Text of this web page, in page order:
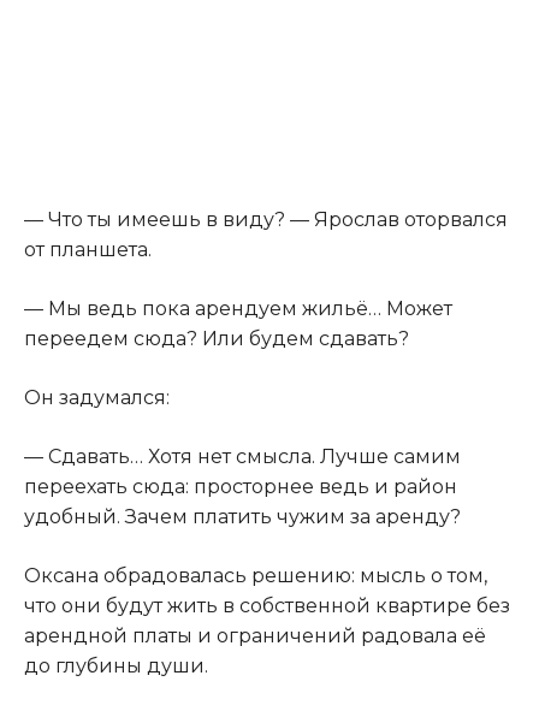
— Что ты имеешь в виду? — Ярослав оторвался
от планшета.
— Мы ведь пока арендуем жильё… Может
переедем сюда? Или будем сдавать?
Он задумался:
— Сдавать… Хотя нет смысла. Лучше самим
переехать сюда: просторнее ведь и район
удобный. Зачем платить чужим за аренду?
Оксана обрадовалась решению: мысль о том,
что они будут жить в собственной квартире без
арендной платы и ограничений радовала её
до глубины души.